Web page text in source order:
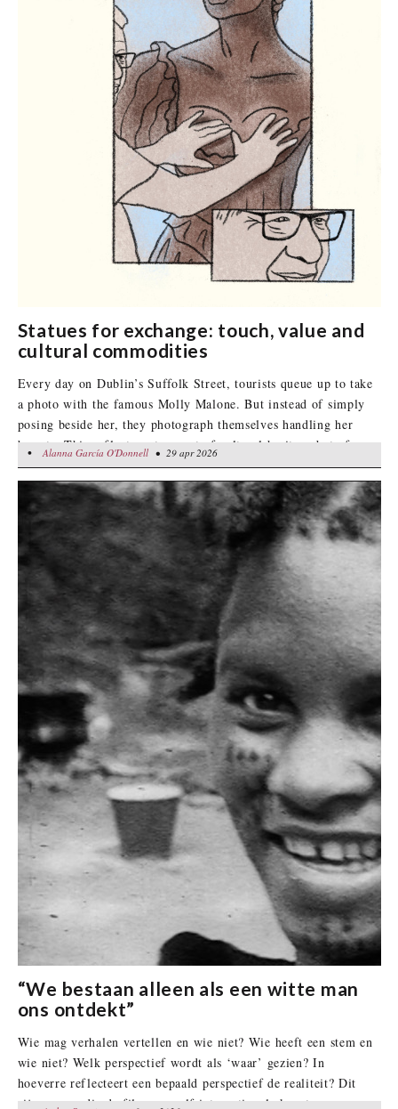
Statues for exchange: touch, value and
cultural commodities
Every day on Dublin’s Suffolk Street, tourists queue up to take
a photo with the famous Molly Malone. But instead of simply
posing beside her, they photograph themselves handling her
breasts. This reflects a story not of cultural heritage but of
cultural commodification, where such acts have become part of
a fabricated belief that touching Molly Malone’s breast will
bring “good luck”.
Alanna García O'Donnell• 29 apr 2026
•Alanna García O'Donnell • 29 apr 2026
“We bestaan alleen als een witte man
ons ontdekt”
Wie mag verhalen vertellen en wie niet? Wie heeft een stem en
wie niet? Welk perspectief wordt als ‘waar’ gezien? In
hoeverre reflecteert een bepaald perspectief de realiteit? Dit
zijn vragen die de films van elf internationale kunstenaars over